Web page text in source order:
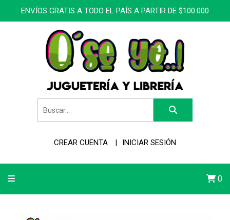
ENVÍOS GRATIS A TODO EL PAÍS A PARTIR DE $100.000
CREAR CUENTA INICIAR SESIÓN
0